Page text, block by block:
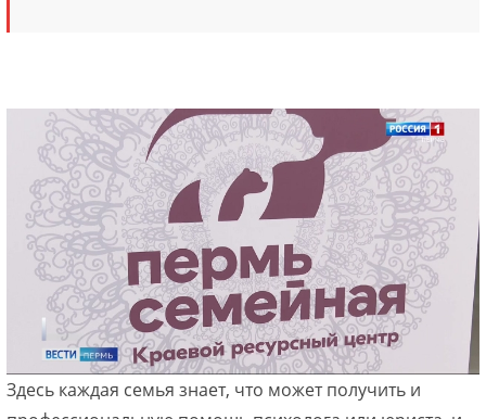
Здесь каждая семья знает, что может получить и